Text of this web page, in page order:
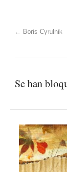
← Boris Cyrulnik
Se han